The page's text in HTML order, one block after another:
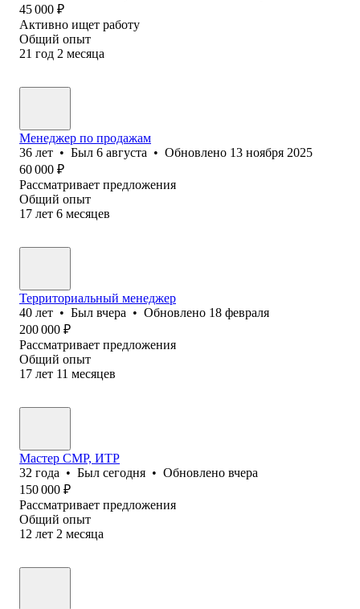
45 000 ₽
Активно ищет работу
Общий опыт
21 год 2 месяца
Менеджер по продажам
36 лет • Был 6 августа • Обновлено 13 ноября 2025
60 000 ₽
Рассматривает предложения
Общий опыт
17 лет 6 месяцев
Территориальный менеджер
40 лет • Был вчера • Обновлено 18 февраля
200 000 ₽
Рассматривает предложения
Общий опыт
17 лет 11 месяцев
Мастер СМР, ИТР
32 года • Был сегодня • Обновлено вчера
150 000 ₽
Рассматривает предложения
Общий опыт
12 лет 2 месяца